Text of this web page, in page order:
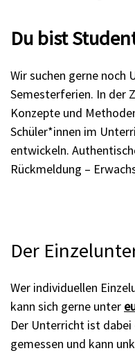
Du bist
Wir suchen gerne noch
Semesterferien. In der
Konzepte und
Schüler*innen im
entwickeln.
Rückmeldung –
Der
Wer individuellen
kann sich gerne unter
Der Unterricht ist
gemessen und kann